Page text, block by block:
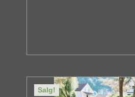
Salg!